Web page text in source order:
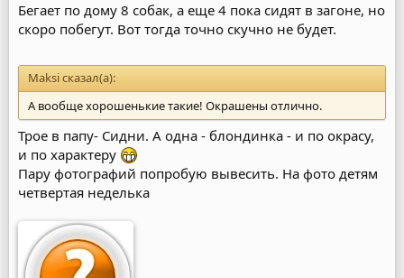
Бегает по дому 8 собак, а еще 4 пока сидят в загоне, но
скоро побегут. Вот тогда точно скучно не будет.
Maksi сказал(а):
А вообще хорошенькие такие! Окрашены отлично.
Трое в папу- Сидни. А одна - блондинка - и по окрасу,
и по характеру
Пару фотографий попробую вывесить. На фото детям
четвертая неделька